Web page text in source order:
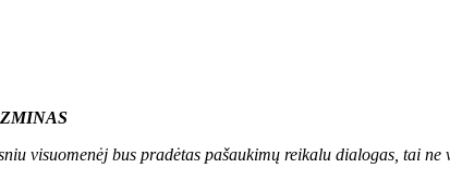
visuomenėj bus pradėtas pašaukimų reikalu dialogas, tai